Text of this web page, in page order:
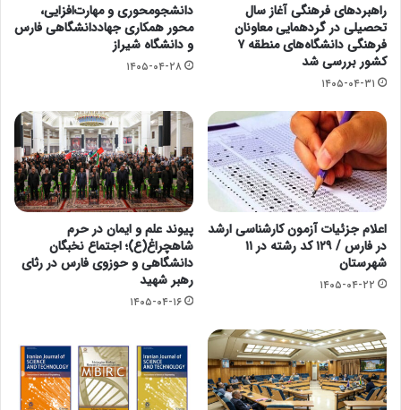
راهبردهای فرهنگی آغاز سال
تحصیلی در گردهمایی معاونان
فرهنگی دانشگاه‌های منطقه ۷
کشور بررسی شد
۱۴۰۵-۰۴-۳۱
دانشجومحوری و مهارت‌افزایی،
محور همکاری جهاددانشگاهی فارس
و دانشگاه شیراز
۱۴۰۵-۰۴-۲۸
اعلام جزئیات آزمون کارشناسی ارشد
در فارس / ۱۲۹ کد رشته در ۱۱
شهرستان
۱۴۰۵-۰۴-۲۲
پیوند علم و ایمان در حرم
شاهچراغ(ع)؛ اجتماع نخبگان
دانشگاهی و حوزوی فارس در رثای
رهبر شهید
۱۴۰۵-۰۴-۱۶